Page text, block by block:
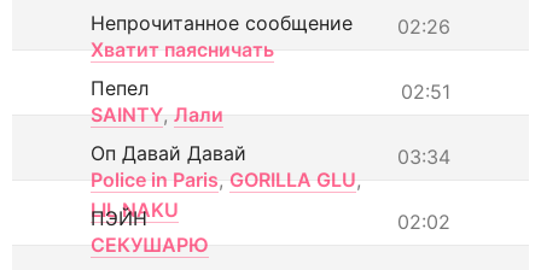
02:26
Непрочитанное сообщение
Хватит паясничать
02:51
Пепел
SAINTY, Лали
03:34
Оп Давай Давай
Police in Paris, GORILLA GLU,
LIL NAKU
02:02
ПЭЙН
СЕКУШАРЮ